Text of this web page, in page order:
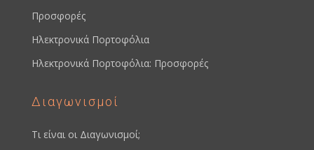
Προσφορές
Ηλεκτρονικά Πορτοφόλια
Ηλεκτρονικά Πορτοφόλια: Προσφορές
Διαγωνισμοί
Τι είναι οι Διαγωνισμοί;